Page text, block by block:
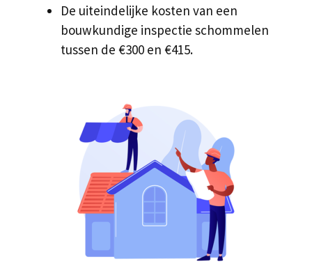
De uiteindelijke kosten van een
bouwkundige inspectie schommelen
tussen de €300 en €415.